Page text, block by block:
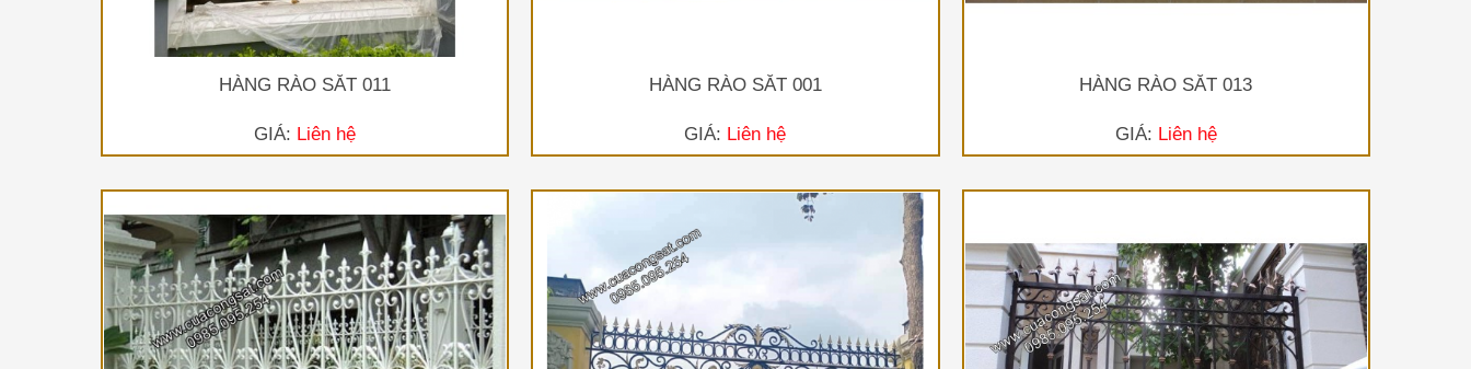
HÀNG RÀO SẮT 011
GIÁ: Liên hệ
HÀNG RÀO SẮT 001
GIÁ: Liên hệ
HÀNG RÀO SẮT 013
GIÁ: Liên hệ